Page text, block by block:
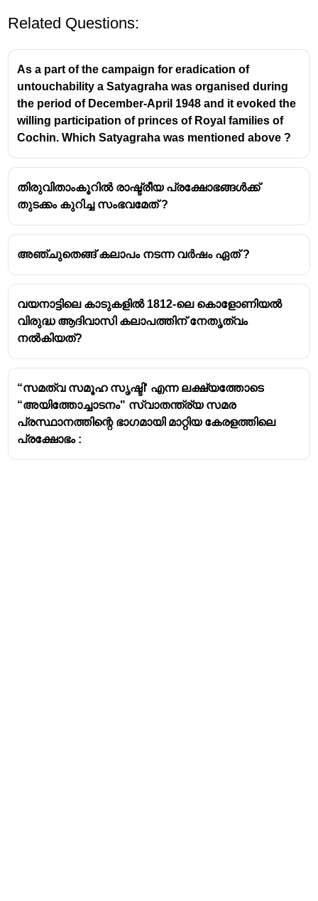
Related Questions:
As a part of the campaign for eradication of
untouchability a Satyagraha was organised during
the period of December-April 1948 and it evoked the
willing participation of princes of Royal families of
Cochin. Which Satyagraha was mentioned above ?
തിരുവിതാംകൂറിൽ രാഷ്ട്രീയ പ്രക്ഷോഭങ്ങൾക്ക്
തുടക്കം കുറിച്ച സംഭവമേത് ?
അഞ്ചുതെങ്ങ് കലാപം നടന്ന വർഷം ഏത് ?
വയനാട്ടിലെ കാടുകളിൽ 1812-ലെ കൊളോണിയൽ
വിരുദ്ധ ആദിവാസി കലാപത്തിന് നേതൃത്വം
നൽകിയത്?
“സമത്വ സമൂഹ സൃഷ്ടി' എന്ന ലക്ഷ്യത്തോടെ
“അയിത്തോച്ചാടനം" സ്വാതന്ത്ര്യ സമര
പ്രസ്ഥാനത്തിന്റെ ഭാഗമായി മാറ്റിയ കേരളത്തിലെ
പ്രക്ഷോഭം :